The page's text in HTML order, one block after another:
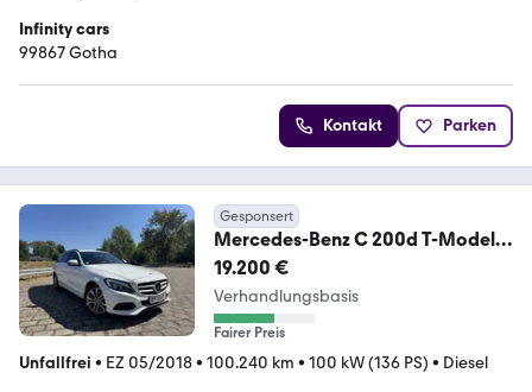
Infinity cars
99867 Gotha
Kontakt Parken
Gesponsert
Mercedes-Benz C 200d T-Modell
AHK u.v.m. TOP Zustand!
19.200 €
Verhandlungsbasis
Fairer Preis
Unfallfrei • EZ 05/2018• 100.240 km • 100 kW (136 PS) • Diesel